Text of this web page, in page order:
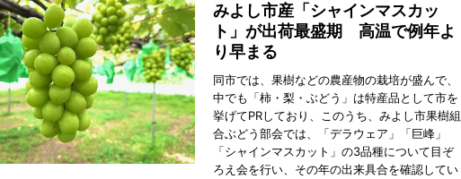
みよし市産「シャインマスカッ
ト」が出荷最盛期 高温で例年よ
り早まる
同市では、果樹などの農産物の栽培が盛んで、
中でも「柿・梨・ぶどう」は特産品として市を
挙げてPRしており、このうち、みよし市果樹組
合ぶどう部会では、「デラウェア」「巨峰」
「シャインマスカット」の3品種について目ぞ
ろえ会を行い、その年の出来具合を確認してい